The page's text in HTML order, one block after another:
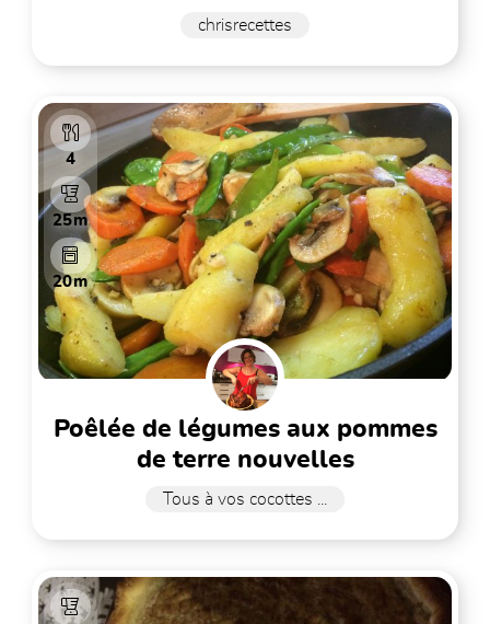
chrisrecettes
4
25m
20m
poêlée de légumes aux pommes
de terre nouvelles
Tous à vos cocottes ...